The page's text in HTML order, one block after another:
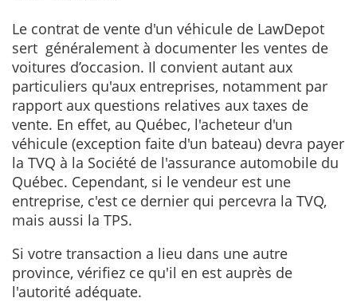
Le contrat de vente d'un véhicule de LawDepot
sert généralement à documenter les ventes de
voitures d’occasion. Il convient autant aux
particuliers qu'aux entreprises, notamment par
rapport aux questions relatives aux taxes de
vente. En effet, au Québec, l'acheteur d'un
véhicule (exception faite d'un bateau) devra payer
la TVQ à la Société de l'assurance automobile du
Québec. Cependant, si le vendeur est une
entreprise, c'est ce dernier qui percevra la TVQ,
mais aussi la TPS.
Si votre transaction a lieu dans une autre
province, vérifiez ce qu'il en est auprès de
l'autorité adéquate.